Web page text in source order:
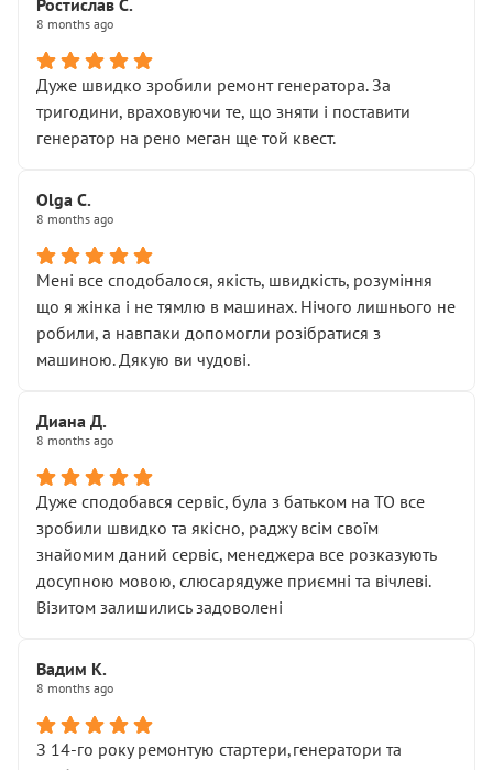
• належної уваги до авто
• прозорості в роботах і рахунках
• реальної діагностики, а не формального
“подивились і поїхав”
На жаль, складається враження, що сервіс працює не
Стосовно комунікації - все добре
звертатися до цього автосервісу.
Ростислав С.
8 months ago
Дуже швидко зробили ремонт генератора. За
тригодини, враховуючи те, що зняти і поставити
генератор на рено меган ще той квест.
Olga С.
8 months ago
Мені все сподобалося, якість, швидкість, розуміння
що я жінка і не тямлю в машинах. Нічого лишнього не
робили, а навпаки допомогли розібратися з
машиною. Дякую ви чудові.
Диана Д.
8 months ago
Дуже сподобався сервіс, була з батьком на ТО все
зробили швидко та якісно, раджу всім своїм
знайомим даний сервіс, менеджера все розказують
досупною мовою, слюсарядуже приємні та вічлеві.
Візитом залишились задоволені
Вадим К.
8 months ago
З 14-го року ремонтую стартери,генератори та